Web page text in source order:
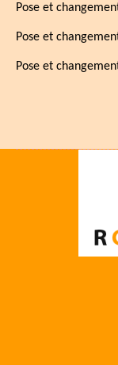
Pose et
Pose et
Pose et